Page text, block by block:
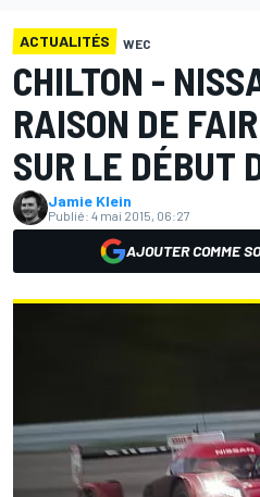
ACTUALITÉS WEC
CHILTON -
RAISON DE
SUR LE DÉBUT
Jamie Klein
Publié: 4 mai 2015, 06:27
AJOUTER COMME